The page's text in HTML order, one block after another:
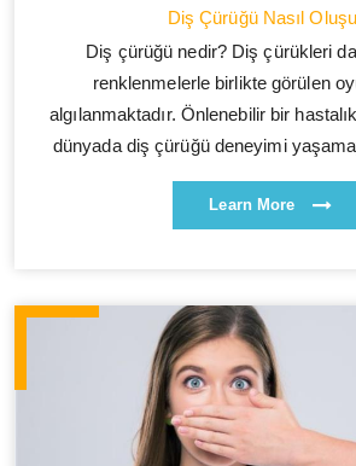
Diş Çürüğü Nasıl
Diş çürüğü nedir? Diş çürükleri
renklenmelerle birlikte görülen
algılanmaktadır. Önlenebilir bir
dünyada diş çürüğü deneyimi
Learn More